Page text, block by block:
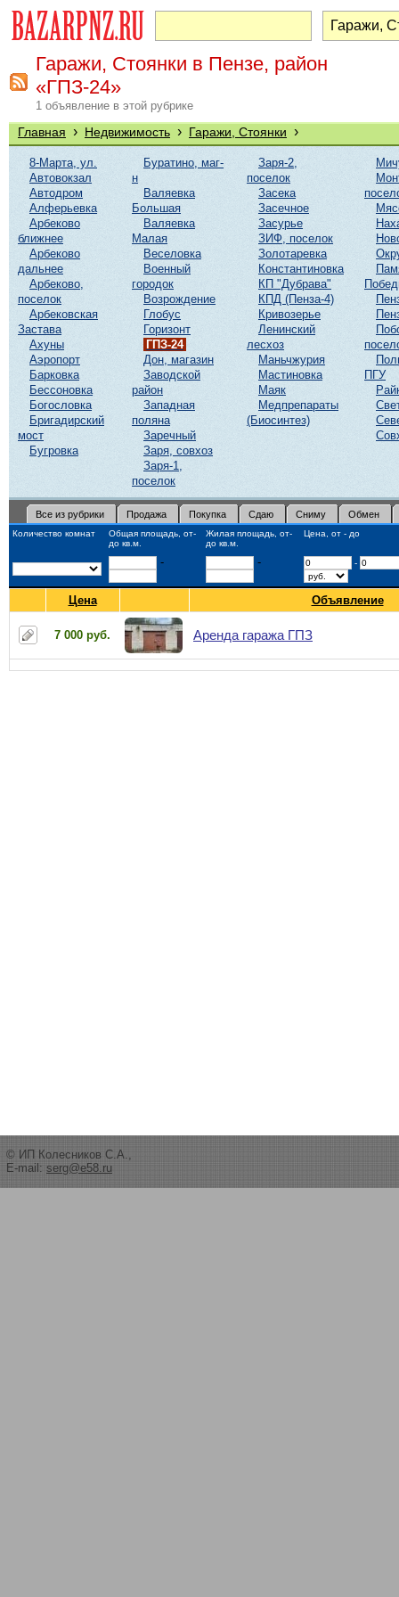
Гаражи, Стоянки в Пензе, район
«ГПЗ-24»
1 объявление в этой рубрике
Главная › Недвижимость › Гаражи, Стоянки ›
8-Марта, ул.
Автовокзал
Автодром
Алферьевка
Арбеково
ближнее
Арбеково
дальнее
Арбеково,
поселок
Арбековская
Застава
Ахуны
Аэропорт
Барковка
Бессоновка
Богословка
Бригадирский
мост
Бугровка
Буратино, маг-
н
Валяевка
Большая
Валяевка
Малая
Веселовка
Военный
городок
Возрождение
Глобус
Горизонт
ГПЗ-24
Дон, магазин
Заводской
район
Западная
поляна
Заречный
Заря, совхоз
Заря-1,
поселок
Заря-2,
поселок
Засека
Засечное
Засурье
ЗИФ, поселок
Золотаревка
Константиновка
КП "Дубрава"
КПД (Пенза-4)
Кривозерье
Ленинский
лесхоз
Маньчжурия
Мастиновка
Маяк
Медпрепараты
(Биосинтез)
ПГУ
Все из рубрики Продажа Покупка Сдаю Сниму Обмен
Количество комнат
Общая площадь, от-
до кв.м.
Жилая площадь, от-
до кв.м.
Цена, от - до
- - -
Цена Объявление
7 000 руб. Аренда гаража ГПЗ
© ИП Колесников С.А.,
E-mail: serg@e58.ru